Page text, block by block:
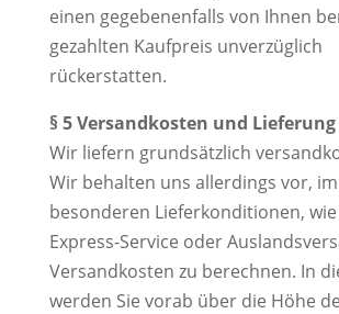
einen gegebenenfalls von Ihnen
gezahlten Kaufpreis unverzüglich
rückerstatten.
§ 5 Versandkosten und Lieferung
Wir liefern grundsätzlich
Wir behalten uns allerdings vor,
besonderen Lieferkonditionen, wie
Express-Service oder
Versandkosten zu berechnen. In
werden Sie vorab über die Höhe